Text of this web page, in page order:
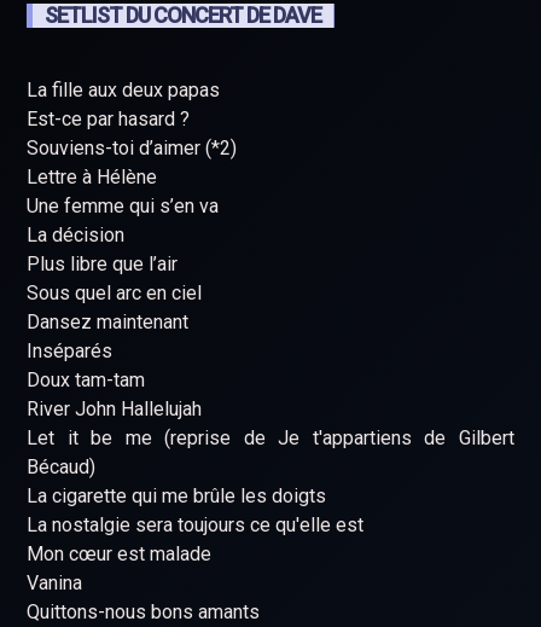
SETLIST DU CONCERT DE DAVE
La fille aux deux papas
Est-ce par hasard ?
Souviens-toi d’aimer (*2)
Lettre à Hélène
Une femme qui s’en va
La décision
Plus libre que l’air
Sous quel arc en ciel
Dansez maintenant
Inséparés
Doux tam-tam
River John Hallelujah
Let it be me (reprise de Je t'appartiens de Gilbert
Bécaud)
La cigarette qui me brûle les doigts
La nostalgie sera toujours ce qu'elle est
Mon cœur est malade
Vanina
Quittons-nous bons amants